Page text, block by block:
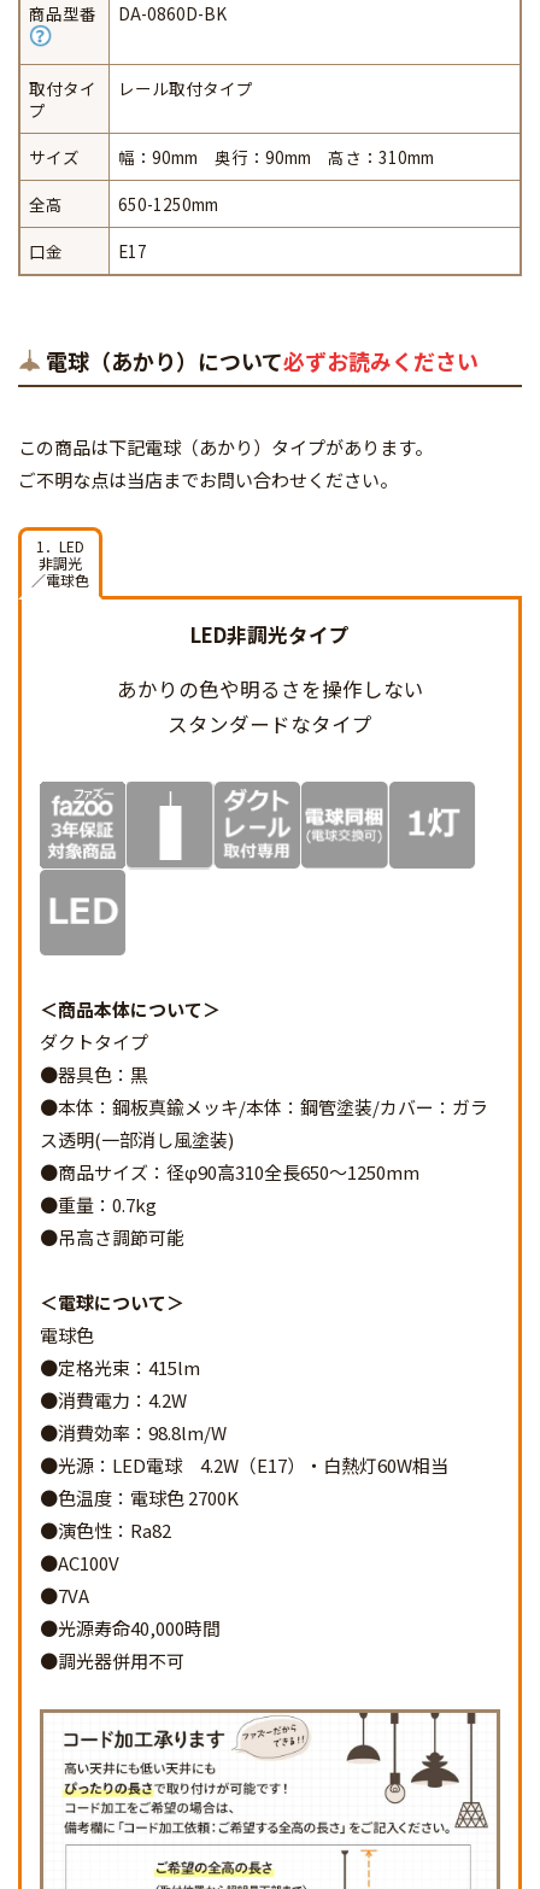
商品型番
DA-0860D-BK
取付タイ
プ
レール取付タイプ
サイズ
幅：90mm 奥行：90mm 高さ：310mm
全高
650-1250mm
口金
E17
電球（あかり）について必ずお読みください
この商品は下記電球（あかり）タイプがあります。
ご不明な点は当店までお問い合わせください。
1．LED
非調光
／電球色
LED非調光タイプ
あかりの色や明るさを操作しない
スタンダードなタイプ
商品本体について
ダクトタイプ
●器具色：黒
●本体：鋼板真鍮メッキ/本体：鋼管塗装/カバー：ガラ
ス透明(一部消し風塗装)
●商品サイズ：径φ90高310全長650～1250mm
●重量：0.7kg
●吊高さ調節可能
電球について
電球色
●定格光束：415lm
●消費電力：4.2W
●消費効率：98.8lm/W
●光源：LED電球 4.2W（E17）・白熱灯60W相当
●色温度：電球色 2700K
●演色性：Ra82
●AC100V
●7VA
●光源寿命40,000時間
●調光器併用不可